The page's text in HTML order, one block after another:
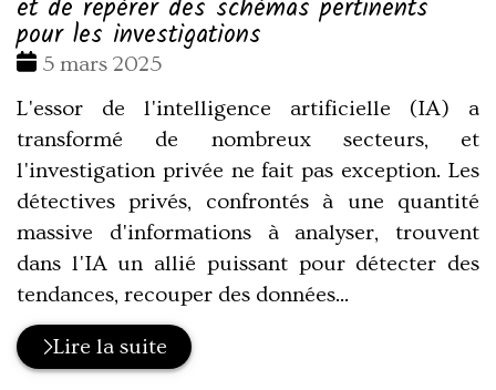
et de repérer des schémas pertinents
pour les investigations
Date
5 mars 2025
L'essor de l'intelligence artificielle (IA) a
transformé de nombreux secteurs, et
l'investigation privée ne fait pas exception. Les
détectives privés, confrontés à une quantité
massive d'informations à analyser, trouvent
dans l'IA un allié puissant pour détecter des
tendances, recouper des données...
Lire la suite